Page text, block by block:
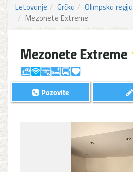
Letovanje Grčka Olimpska regija
Mezonete Extreme
Mezonete Extreme
Pozovite